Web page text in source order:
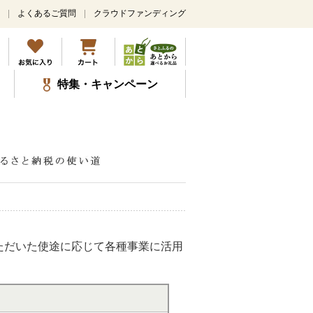
よくあるご質問 クラウドファンディング
特集・キャンペーン
いた使途に応じて各種事業に活用